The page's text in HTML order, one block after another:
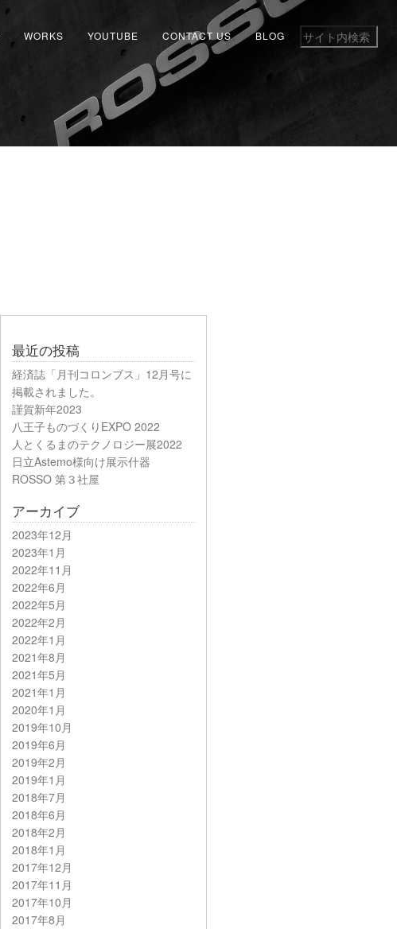
WORKS YOUTUBE CONTACT US BLOG
最近の投稿
経済誌「月刊コロンブス」12月号に
掲載されました。
謹賀新年2023
八王子ものづくりEXPO 2022
人とくるまのテクノロジー展2022
日立Astemo様向け展示什器
ROSSO 第３社屋
アーカイブ
2023年12月
2023年1月
2022年11月
2022年6月
2022年5月
2022年2月
2022年1月
2021年8月
2021年5月
2021年1月
2020年1月
2019年10月
2019年6月
2019年2月
2019年1月
2018年7月
2018年6月
2018年2月
2018年1月
2017年12月
2017年11月
2017年10月
2017年8月